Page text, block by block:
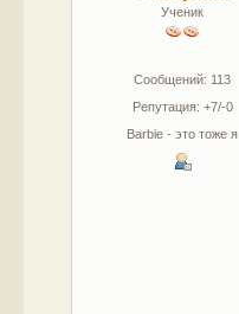
Ученик
Сообщений: 113
Репутация: +7/-0
Barbie - это тоже я